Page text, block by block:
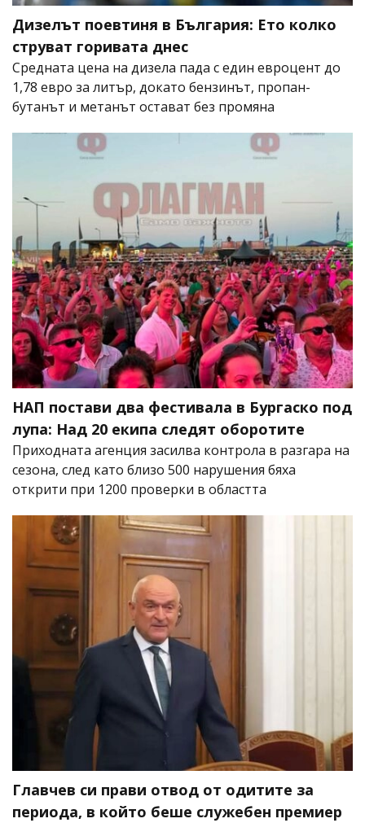
Дизелът поевтиня в България: Ето колко
струват горивата днес
Средната цена на дизела пада с един евроцент до
1,78 евро за литър, докато бензинът, пропан-
бутанът и метанът остават без промяна
НАП постави два фестивала в Бургаско под
лупа: Над 20 екипа следят оборотите
Приходната агенция засилва контрола в разгара на
сезона, след като близо 500 нарушения бяха
открити при 1200 проверки в областта
Главчев си прави отвод от одитите за
периода, в който беше служебен премиер